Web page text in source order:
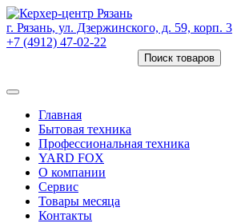
г. Рязань, ул. Дзержинского, д. 59, корп. 3
+7 (4912) 47-02-22
Поиск товаров
Главная
Бытовая техника
Профессиональная техника
YARD FOX
О компании
Сервис
Товары месяца
Контакты